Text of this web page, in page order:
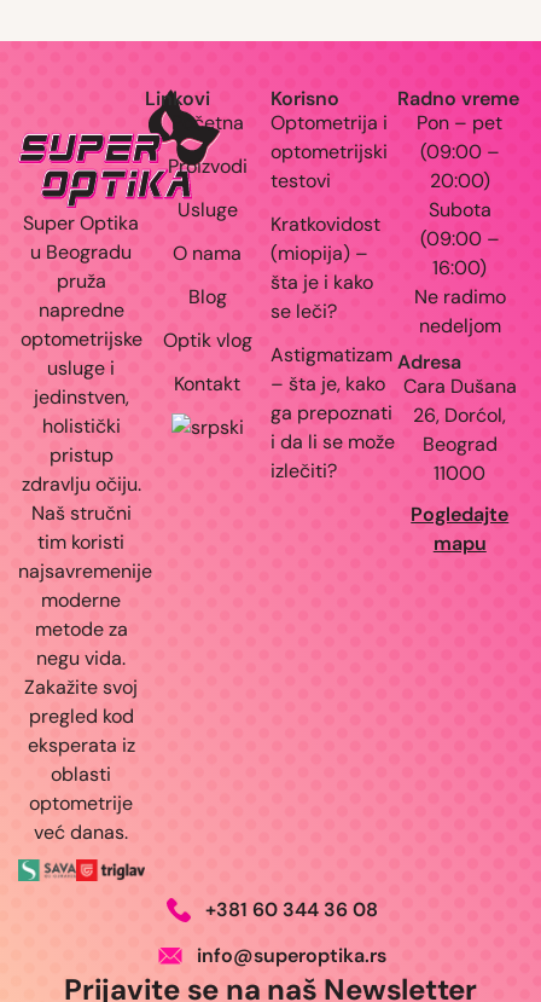
Super Optika
u Beogradu
pruža
napredne
optometrijske
usluge i
jedinstven,
holistički
pristup
zdravlju očiju.
Naš stručni
tim koristi
najsavremenije
moderne
metode za
negu vida.
Zakažite svoj
pregled kod
eksperata iz
oblasti
optometrije
već danas.
Linkovi
Početna
Proizvodi
Usluge
O nama
Blog
Optik vlog
Kontakt
Korisno
Optometrija i
optometrijski
testovi
Kratkovidost
(miopija) –
šta je i kako
se leči?
Astigmatizam
– šta je, kako
ga prepoznati
i da li se može
izlečiti?
Radno vreme
Pon – pet
(09:00 –
20:00)
Subota
(09:00 –
16:00)
Ne radimo
nedeljom
Adresa
Cara Dušana
26, Dorćol,
Beograd
11000
Pogledajte
mapu
+381 60 344 36 08
info@superoptika.rs
Prijavite se na naš Newsletter